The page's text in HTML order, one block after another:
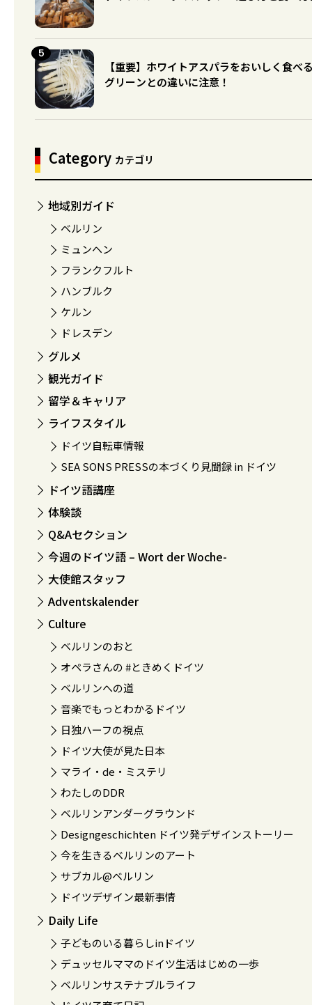
【重要】ホワイトアスパラをおいしく食
グリーンとの違いに注意！
Category カテゴリ
地域別ガイド
ベルリン
ミュンヘン
フランクフルト
ハンブルク
ケルン
ドレスデン
グルメ
観光ガイド
留学＆キャリア
ライフスタイル
ドイツ自転車情報
SEA SONS PRESSの本づくり見聞録 in ドイツ
ドイツ語講座
体験談
Q&Aセクション
今週のドイツ語 – Wort der Woche-
大使館スタッフ
Adventskalender
Culture
ベルリンのおと
オペラさんの #ときめくドイツ
ベルリンへの道
音楽でもっとわかるドイツ
日独ハーフの視点
ドイツ大使が見た日本
マライ・de・ミステリ
わたしのDDR
ベルリンアンダーグラウンド
Designgeschichten ドイツ発デザインストーリー
今を生きるベルリンのアート
サブカル@ベルリン
ドイツデザイン最新事情
Daily Life
子どものいる暮らしinドイツ
デュッセルママのドイツ生活はじめの一歩
ベルリンサステナブルライフ